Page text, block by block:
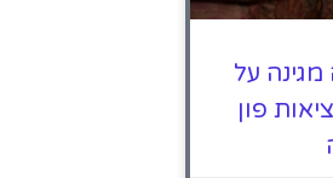
מגינה על
פון